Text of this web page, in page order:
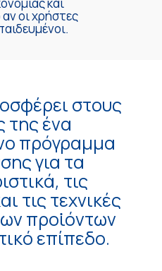
και
οι χρήστες
στους
της ένα
πρόγραμμα
για τα
τις
τις τεχνικές
προϊόντων
επίπεδο.